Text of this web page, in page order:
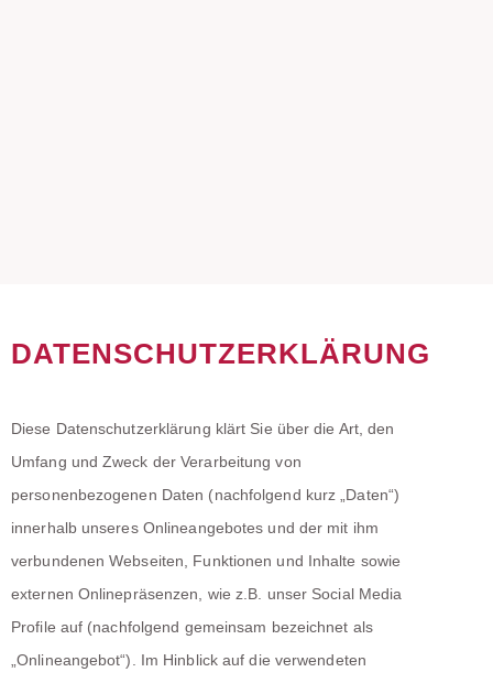
DATENSCHUTZERKLÄRUNG
Diese Datenschutzerklärung klärt Sie über die Art, den
Umfang und Zweck der Verarbeitung von
personenbezogenen Daten (nachfolgend kurz „Daten“)
innerhalb unseres Onlineangebotes und der mit ihm
verbundenen Webseiten, Funktionen und Inhalte sowie
externen Onlinepräsenzen, wie z.B. unser Social Media
Profile auf (nachfolgend gemeinsam bezeichnet als
„Onlineangebot“). Im Hinblick auf die verwendeten